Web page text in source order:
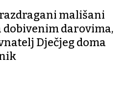
mališani
dobivenim darovima,
Dječjeg doma